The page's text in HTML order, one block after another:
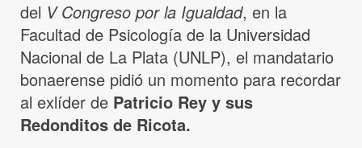
del V Congreso por la Igualdad, en la
Facultad de Psicología de la Universidad
Nacional de La Plata (UNLP), el mandatario
bonaerense pidió un momento para recordar
al exlíder de Patricio Rey y sus
Redonditos de Ricota.